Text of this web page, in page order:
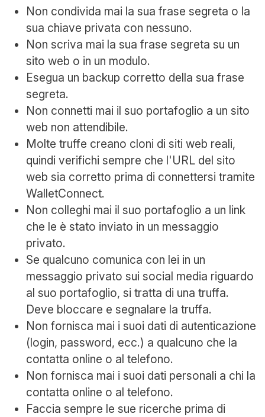
Non condivida mai la sua frase segreta o la
sua chiave privata con nessuno.
Non scriva mai la sua frase segreta su un
sito web o in un modulo.
Esegua un backup corretto della sua frase
segreta.
Non connetti mai il suo portafoglio a un sito
web non attendibile.
Molte truffe creano cloni di siti web reali,
quindi verifichi sempre che l'URL del sito
web sia corretto prima di connettersi tramite
WalletConnect.
Non colleghi mai il suo portafoglio a un link
che le è stato inviato in un messaggio
privato.
Se qualcuno comunica con lei in un
messaggio privato sui social media riguardo
al suo portafoglio, si tratta di una truffa.
Deve bloccare e segnalare la truffa.
Non fornisca mai i suoi dati di autenticazione
(login, password, ecc.) a qualcuno che la
contatta online o al telefono.
Non fornisca mai i suoi dati personali a chi la
contatta online o al telefono.
Faccia sempre le sue ricerche prima di